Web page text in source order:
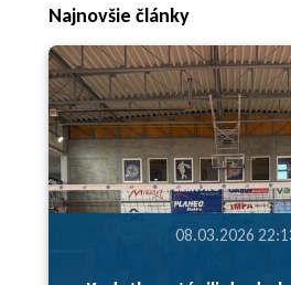
Najnovšie články
08.03.2026